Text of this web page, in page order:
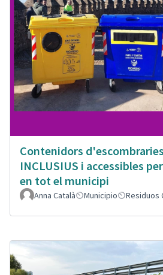
Contenidors d'escombraries
INCLUSIUS i accessibles
en tot el municipi
Anna Català Municipio Residuos